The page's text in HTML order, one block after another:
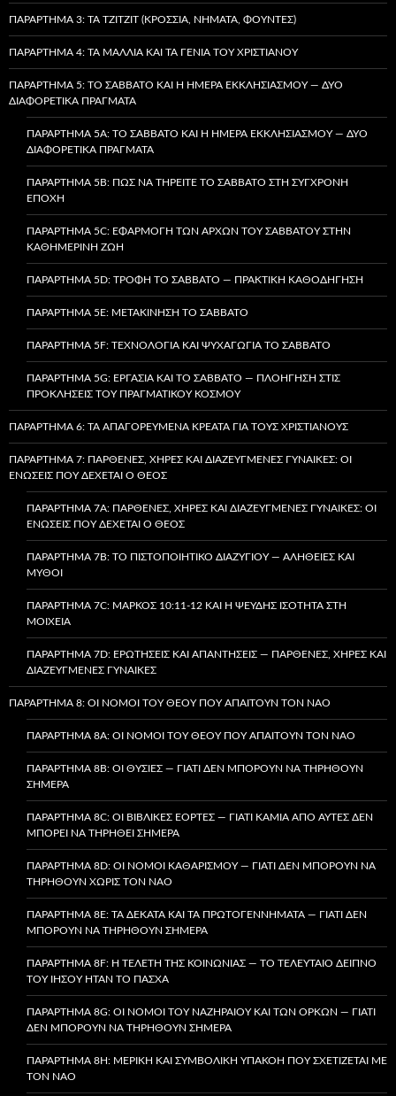
ΠΑΡΆΡΤΗΜΑ 3: ΤΑ TZITZIT (ΚΡΌΣΣΙΑ, ΝΉΜΑΤΑ, ΦΟΎΝΤΕΣ)
ΠΑΡΆΡΤΗΜΑ 4: ΤΑ ΜΑΛΛΙΆ ΚΑΙ ΤΑ ΓΈΝΙΑ ΤΟΥ ΧΡΙΣΤΙΑΝΟΎ
ΠΑΡΆΡΤΗΜΑ 5: ΤΟ ΣΆΒΒΑΤΟ ΚΑΙ Η ΗΜΈΡΑ ΕΚΚΛΗΣΙΑΣΜΟΎ — ΔΎΟ
ΔΙΑΦΟΡΕΤΙΚΆ ΠΡΆΓΜΑΤΑ
ΠΑΡΆΡΤΗΜΑ 5A: ΤΟ ΣΆΒΒΑΤΟ ΚΑΙ Η ΗΜΈΡΑ ΕΚΚΛΗΣΙΑΣΜΟΎ — ΔΎΟ
ΔΙΑΦΟΡΕΤΙΚΆ ΠΡΆΓΜΑΤΑ
ΠΑΡΆΡΤΗΜΑ 5B: ΠΏΣ ΝΑ ΤΗΡΕΊΤΕ ΤΟ ΣΆΒΒΑΤΟ ΣΤΗ ΣΎΓΧΡΟΝΗ
ΕΠΟΧΉ
ΠΑΡΆΡΤΗΜΑ 5C: ΕΦΑΡΜΟΓΉ ΤΩΝ ΑΡΧΏΝ ΤΟΥ ΣΑΒΒΆΤΟΥ ΣΤΗΝ
ΚΑΘΗΜΕΡΙΝΉ ΖΩΉ
ΠΑΡΆΡΤΗΜΑ 5D: ΤΡΟΦΉ ΤΟ ΣΆΒΒΑΤΟ — ΠΡΑΚΤΙΚΉ ΚΑΘΟΔΉΓΗΣΗ
ΠΑΡΆΡΤΗΜΑ 5E: ΜΕΤΑΚΊΝΗΣΗ ΤΟ ΣΆΒΒΑΤΟ
ΠΑΡΆΡΤΗΜΑ 5F: ΤΕΧΝΟΛΟΓΊΑ ΚΑΙ ΨΥΧΑΓΩΓΊΑ ΤΟ ΣΆΒΒΑΤΟ
ΠΑΡΆΡΤΗΜΑ 5G: ΕΡΓΑΣΊΑ ΚΑΙ ΤΟ ΣΆΒΒΑΤΟ — ΠΛΟΉΓΗΣΗ ΣΤΙΣ
ΠΡΟΚΛΉΣΕΙΣ ΤΟΥ ΠΡΑΓΜΑΤΙΚΟΎ ΚΌΣΜΟΥ
ΠΑΡΆΡΤΗΜΑ 6: ΤΑ ΑΠΑΓΟΡΕΥΜΈΝΑ ΚΡΈΑΤΑ ΓΙΑ ΤΟΥΣ ΧΡΙΣΤΙΑΝΟΎΣ
ΠΑΡΆΡΤΗΜΑ 7: ΠΑΡΘΈΝΕΣ, ΧΉΡΕΣ ΚΑΙ ΔΙΑΖΕΥΓΜΈΝΕΣ ΓΥΝΑΊΚΕΣ: ΟΙ
ΕΝΏΣΕΙΣ ΠΟΥ ΔΈΧΕΤΑΙ Ο ΘΕΌΣ
ΠΑΡΆΡΤΗΜΑ 7A: ΠΑΡΘΈΝΕΣ, ΧΉΡΕΣ ΚΑΙ ΔΙΑΖΕΥΓΜΈΝΕΣ ΓΥΝΑΊΚΕΣ: ΟΙ
ΕΝΏΣΕΙΣ ΠΟΥ ΔΈΧΕΤΑΙ Ο ΘΕΌΣ
ΠΑΡΆΡΤΗΜΑ 7B: ΤΟ ΠΙΣΤΟΠΟΙΗΤΙΚΌ ΔΙΑΖΥΓΊΟΥ — ΑΛΉΘΕΙΕΣ ΚΑΙ
ΜΎΘΟΙ
ΠΑΡΆΡΤΗΜΑ 7C: ΜΆΡΚΟΣ 10:11-12 ΚΑΙ Η ΨΕΥΔΉΣ ΙΣΌΤΗΤΑ ΣΤΗ
ΜΟΙΧΕΊΑ
ΠΑΡΆΡΤΗΜΑ 7D: ΕΡΩΤΉΣΕΙΣ ΚΑΙ ΑΠΑΝΤΉΣΕΙΣ — ΠΑΡΘΈΝΕΣ, ΧΉΡΕΣ ΚΑΙ
ΔΙΑΖΕΥΓΜΈΝΕΣ ΓΥΝΑΊΚΕΣ
ΠΑΡΆΡΤΗΜΑ 8: ΟΙ ΝΌΜΟΙ ΤΟΥ ΘΕΟΎ ΠΟΥ ΑΠΑΙΤΟΎΝ ΤΟΝ ΝΑΌ
ΠΑΡΆΡΤΗΜΑ 8A: ΟΙ ΝΌΜΟΙ ΤΟΥ ΘΕΟΎ ΠΟΥ ΑΠΑΙΤΟΎΝ ΤΟΝ ΝΑΌ
ΠΑΡΆΡΤΗΜΑ 8B: ΟΙ ΘΥΣΊΕΣ — ΓΙΑΤΊ ΔΕΝ ΜΠΟΡΟΎΝ ΝΑ ΤΗΡΗΘΟΎΝ
ΣΉΜΕΡΑ
ΠΑΡΆΡΤΗΜΑ 8C: ΟΙ ΒΙΒΛΙΚΈΣ ΕΟΡΤΈΣ — ΓΙΑΤΊ ΚΑΜΊΑ ΑΠΌ ΑΥΤΈΣ ΔΕΝ
ΜΠΟΡΕΊ ΝΑ ΤΗΡΗΘΕΊ ΣΉΜΕΡΑ
ΠΑΡΆΡΤΗΜΑ 8D: ΟΙ ΝΌΜΟΙ ΚΑΘΑΡΙΣΜΟΎ — ΓΙΑΤΊ ΔΕΝ ΜΠΟΡΟΎΝ ΝΑ
ΤΗΡΗΘΟΎΝ ΧΩΡΊΣ ΤΟΝ ΝΑΌ
ΠΑΡΆΡΤΗΜΑ 8E: ΤΑ ΔΈΚΑΤΑ ΚΑΙ ΤΑ ΠΡΩΤΟΓΕΝΝΉΜΑΤΑ — ΓΙΑΤΊ ΔΕΝ
ΜΠΟΡΟΎΝ ΝΑ ΤΗΡΗΘΟΎΝ ΣΉΜΕΡΑ
ΠΑΡΆΡΤΗΜΑ 8F: Η ΤΕΛΕΤΉ ΤΗΣ ΚΟΙΝΩΝΊΑΣ — ΤΟ ΤΕΛΕΥΤΑΊΟ ΔΕΊΠΝΟ
ΤΟΥ ΙΗΣΟΎ ΉΤΑΝ ΤΟ ΠΆΣΧΑ
ΠΑΡΆΡΤΗΜΑ 8G: ΟΙ ΝΌΜΟΙ ΤΟΥ ΝΑΖΗΡΑΊΟΥ ΚΑΙ ΤΩΝ ΌΡΚΩΝ — ΓΙΑΤΊ
ΔΕΝ ΜΠΟΡΟΎΝ ΝΑ ΤΗΡΗΘΟΎΝ ΣΉΜΕΡΑ
ΠΑΡΆΡΤΗΜΑ 8H: ΜΕΡΙΚΉ ΚΑΙ ΣΥΜΒΟΛΙΚΉ ΥΠΑΚΟΉ ΠΟΥ ΣΧΕΤΊΖΕΤΑΙ ΜΕ
ΤΟΝ ΝΑΌ